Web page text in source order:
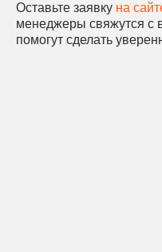
Оставьте заявку на
менеджеры свяжутся с
помогут сделать